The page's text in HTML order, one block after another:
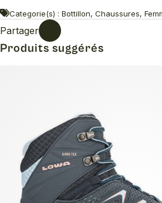
Categorie(s) : Bottillon, Chaussures,
Partager
Produits suggérés